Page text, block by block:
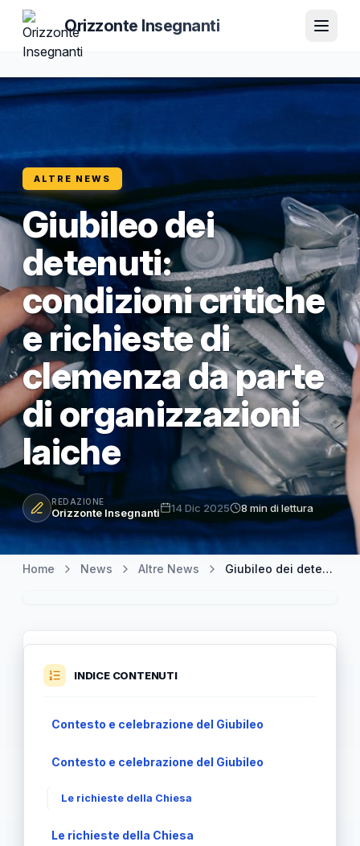
Orizzonte Insegnanti
ALTRE NEWS
Giubileo dei
detenuti:
condizioni critiche
e richieste di
clemenza da parte
di organizzazioni
laiche
REDAZIONE
Orizzonte Insegnanti 14 Dic 2025 8 min di lettura
Home News Altre News Giubileo dei detenuti: condizioni critiche e richieste di clemenza da parte di organizzazioni laiche
INDICE CONTENUTI
Contesto e celebrazione del Giubileo
Contesto e celebrazione del Giubileo
Le richieste della Chiesa
Le richieste della Chiesa